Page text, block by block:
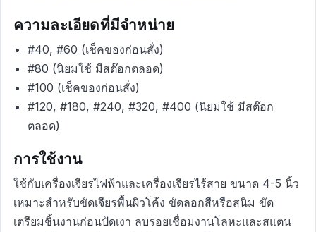
ความละเอียดที่มีจำหน่าย
#40, #60 (เช็คของก่อนสั่ง)
#80 (นิยมใช้ มีสต๊อกตลอด)
#100 (เช็คของก่อนสั่ง)
#120, #180, #240, #320, #400 (นิยมใช้ มีสต๊อก
ตลอด)
การใช้งาน
ใช้กับเครื่องเจียรไฟฟ้าและเครื่องเจียรไร้สาย ขนาด 4-5 นิ้ว
เหมาะสำหรับขัดเจียรพื้นผิวโค้ง ขัดลอกสีหรือสนิม ขัด
เตรียมชิ้นงานก่อนปัดเงา ลบรอยเชื่อมงานโลหะและสแตน